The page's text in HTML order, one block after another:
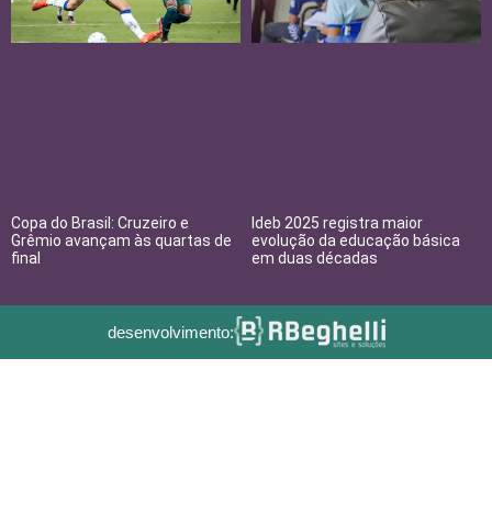
Copa do Brasil: Cruzeiro e
Grêmio avançam às quartas de
final
Ideb 2025 registra maior
evolução da educação básica
em duas décadas
desenvolvimento: